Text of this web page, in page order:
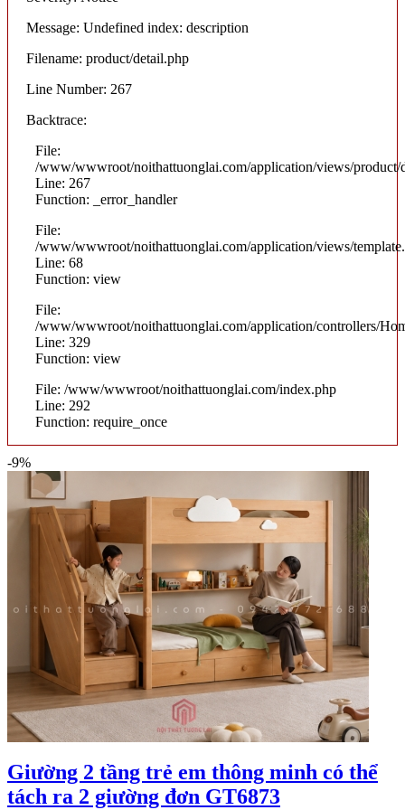
Message: Undefined index: description
Filename: product/detail.php
Line Number: 267
Backtrace:
File:
/www/wwwroot/noithattuonglai.com/application/views/product/
Line: 267
Function: _error_handler
File:
/www/wwwroot/noithattuonglai.com/application/views/
Line: 68
Function: view
File:
/www/wwwroot/noithattuonglai.com/application/controllers/
Line: 329
Function: view
File: /www/wwwroot/noithattuonglai.com/index.php
Line: 292
Function: require_once
-9%
Giường 2 tầng trẻ em thông minh có thể
tách ra 2 giường đơn GT6873